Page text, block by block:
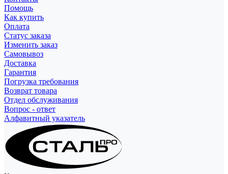
Помощь
Как купить
Оплата
Статус заказа
Изменить заказ
Самовывоз
Доставка
Гарантия
Погрузка требования
Возврат товара
Отдел обслуживания
Вопрос - ответ
Алфавитный указатель